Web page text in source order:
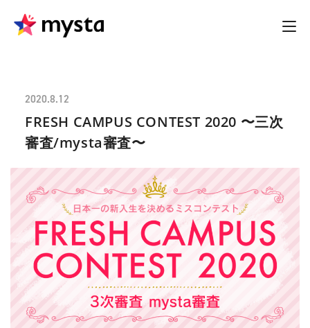
2020.8.12
FRESH CAMPUS CONTEST 2020 〜三次
審査/mysta審査〜